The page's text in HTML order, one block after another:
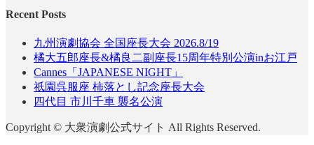
Recent Posts
九州演劇協会 全国座長大会 2026.8/19
橘大五郎座長&橘良二副座長15周年特別公演inお江戸
Cannes「JAPANESE NIGHT」
祇園呉服座 柿落とし記念座長大会
四代目 市川千車 襲名公演
Copyright © 大衆演劇公式サイト All Rights Reserved.